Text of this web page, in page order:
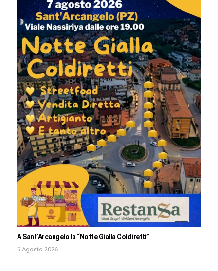
A Sant’Arcangelo la “Notte Gialla Coldiretti”
6 Agosto 2026